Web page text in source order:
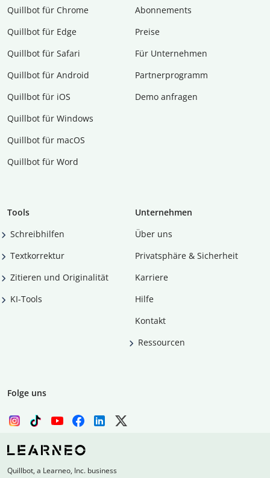
Quillbot für Chrome
Quillbot für Edge
Quillbot für Safari
Quillbot für Android
Quillbot für iOS
Quillbot für Windows
Quillbot für macOS
Quillbot für Word
Abon­ne­ments
Preise
Für Unternehmen
Partnerprogramm
Demo anfragen
Tools
Schreibhilfen
Textkorrektur
Zitieren und Originalität
KI-Tools
Unternehmen
Über uns
Privatsphäre & Sicherheit
Karriere
Hilfe
Kontakt
Ressourcen
Folge uns
Quillbot, a Learneo, Inc. business